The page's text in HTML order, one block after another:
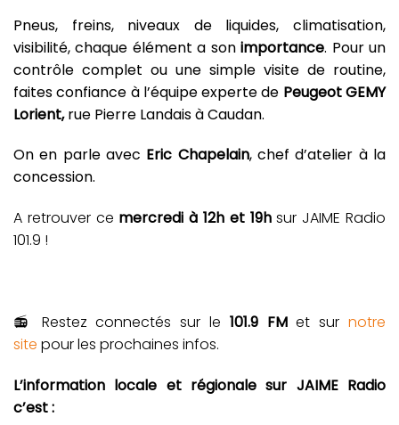
Pneus, freins, niveaux de liquides, climatisation,
visibilité, chaque élément a sonimportance. Pour un
contrôle complet ou une simple visite de routine,
faites confiance à l’équipe experte de Peugeot GEMY
Lorient,rue Pierre Landais à Caudan.
On en parle avec Eric Chapelain, chef d’atelier à la
concession.
A retrouver ce mercredi à 12h et 19hsur JAIME Radio
101.9 !
📻 Restez connectés sur le 101.9 FMet surnotre
site pour les prochaines infos.
L’information locale et régionale sur JAIME Radio
c’est :